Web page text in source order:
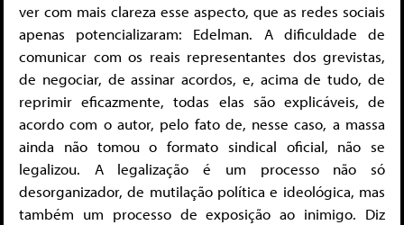
ver com mais clareza esse aspecto, que as redes sociais
apenas potencializaram: Edelman. A dificuldade de
comunicar com os reais representantes dos grevistas,
de negociar, de assinar acordos, e, acima de tudo, de
reprimir eficazmente, todas elas são explicáveis, de
acordo com o autor, pelo fato de, nesse caso, a massa
ainda não tomou o formato sindical oficial, não se
legalizou. A legalização é um processo não só
desorganizador, de mutilação política e ideológica, mas
também um processo de exposição ao inimigo. Diz